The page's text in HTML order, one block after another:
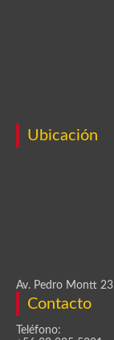
Ubicación
Av. Pedro Montt
Contacto
Teléfono: